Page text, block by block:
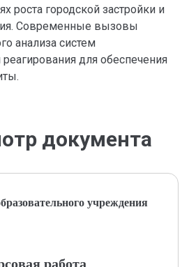
роста городской застройки и
Современные вызовы
анализа систем
для обеспечения
документа
учреждения
работа